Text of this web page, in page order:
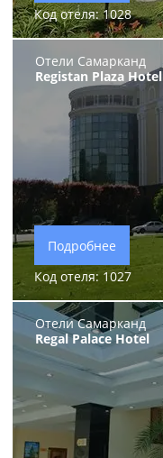
Код отеля: 1028
Отели Самарканд
Registan Plaza Hotel
Подробнее
Код отеля: 1027
Отели Самарканд
Regal Palace Hotel